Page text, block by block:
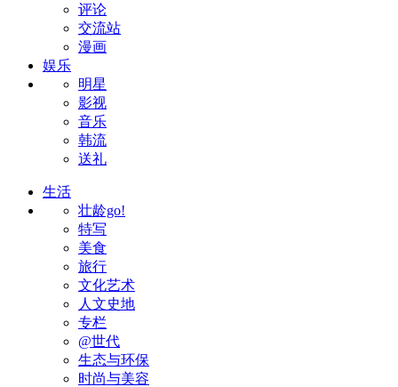
评论
交流站
漫画
娱乐
明星
影视
音乐
韩流
送礼
生活
壮龄go!
特写
美食
旅行
文化艺术
人文史地
专栏
@世代
生态与环保
时尚与美容